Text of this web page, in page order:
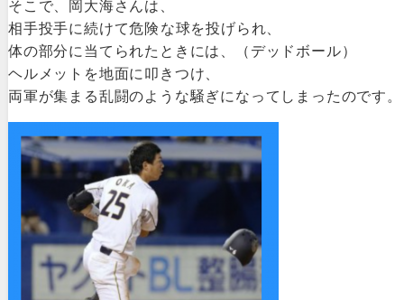
そこで、岡大海さんは、
相手投手に続けて危険な球を投げられ、
体の部分に当てられたときには、（デッドボール）
ヘルメットを地面に叩きつけ、
両軍が集まる乱闘のような騒ぎになってしまったのです。